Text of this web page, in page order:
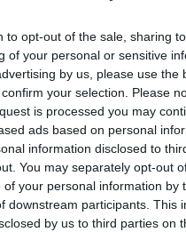
to opt-out of the sale, sharing
of your personal or sensitive
by us, please use the
your selection. Please
is processed you may
ads based on personal
information disclosed to
You may separately opt-out
of your personal information by
downstream participants. This
by us to third parties on
ΠΡΟΗΓΟΎΜΕΝΟ ΆΡΘΡΟ
δύο, τρία, πολλά